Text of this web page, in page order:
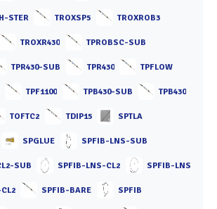
STER TROXSP5 TROXROB3
TROXR430 TPROBSC-SUB
TPR430-SUB TPR430 TPFLOW
TPF1100 TPB430-SUB TPB430
TOFTC2 TDIP15 SPTLA
SPGLUE SPFIB-LNS-SUB
SUB SPFIB-LNS-CL2 SPFIB-LNS
SPFIB-BARE SPFIB